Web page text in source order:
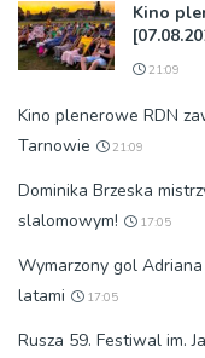
Kino
21:09
Kino plenerowe RDN
Tarnowie
21:09
Dominika Brzeska
slalomowym!
17:05
Wymarzony gol
latami
17:05
Rusza 59. Festiwal im.